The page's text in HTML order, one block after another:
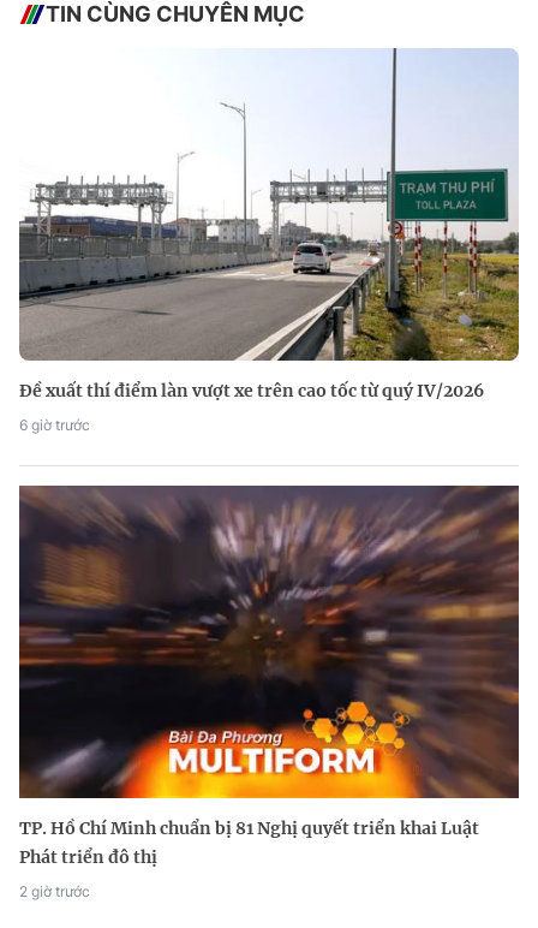
TIN CÙNG CHUYÊN MỤC
Đề xuất thí điểm làn vượt xe trên cao tốc từ quý IV/2026
6 giờ trước
TP. Hồ Chí Minh chuẩn bị 81 Nghị quyết triển khai Luật
Phát triển đô thị
2 giờ trước